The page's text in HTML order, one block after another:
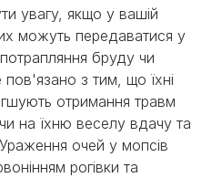
увагу, якщо у вашій
можуть передаватися у
бруду чи
з тим, що їхні
отримання травм
на їхню веселу вдачу та
очей у мопсів
рогівки та